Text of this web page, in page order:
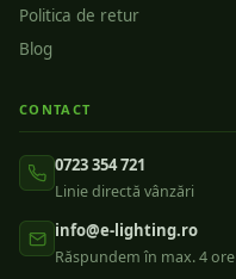
Politica de retur
Blog
CONTACT
0723 354 721
Linie directă vânzări
info@e-lighting.ro
Răspundem în max. 4 ore